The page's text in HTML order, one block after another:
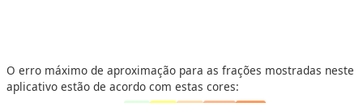
e
O erro máximo de aproximação para as frações mostradas neste
aplicativo estão de acordo com estas cores: